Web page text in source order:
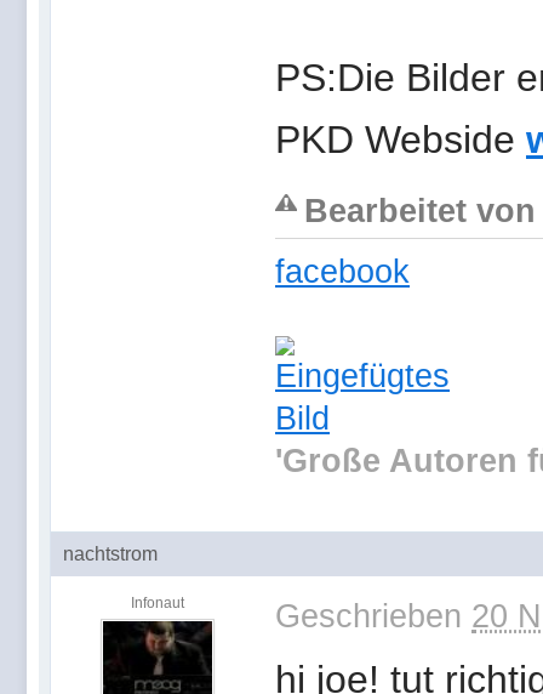
PS:Die Bilder
PKD Webside
Bearbeitet von
facebook
'Große Autoren
nachtstrom
Infonaut Geschrieben 20
hi joe! tut